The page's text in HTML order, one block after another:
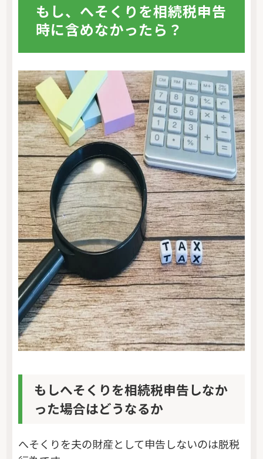
もし、へそくりを相続税申告
時に含めなかったら？
もしへそくりを相続税申告しなか
った場合はどうなるか
へそくりを夫の財産として申告しないのは脱税